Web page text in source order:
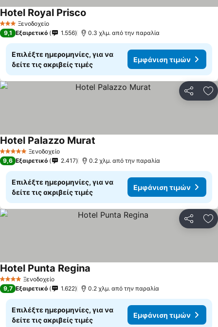
3 ΑστέριαΞενοδοχείο
Hotel Royal Prisco
9,1 Εξαιρετικό 1.556 0.3 χλμ. από την παραλία
Επιλέξτε ημερομηνίες, για να
δείτε τις ακριβείς τιμές
Εμφάνιση τιμών
5 Αστέρια Ξενοδοχείο
Hotel Palazzo Murat
9,6 Εξαιρετικό 2.417 0.2 χλμ. από την παραλία
Επιλέξτε ημερομηνίες, για να
δείτε τις ακριβείς τιμές
Εμφάνιση τιμών
4 ΑστέριαΞενοδοχείο
Hotel Punta Regina
9,7 Εξαιρετικό 1.622 0.2 χλμ. από την παραλία
Επιλέξτε ημερομηνίες, για να
δείτε τις ακριβείς τιμές
Εμφάνιση τιμών